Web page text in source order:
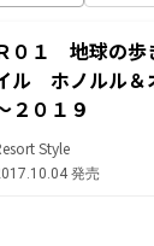
０１ 地球の
ル ホノルル＆
２０１９
Style
発売